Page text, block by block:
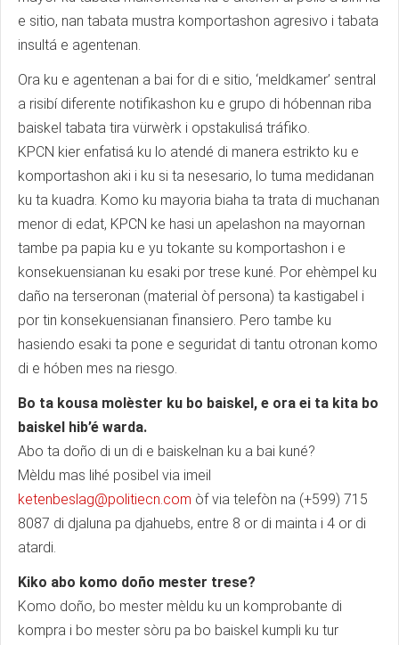
e sitio, nan tabata mustra komportashon agresivo i tabata
insultá e agentenan.
Ora ku e agentenan a bai for di e sitio, ‘meldkamer’ sentral
a risibí diferente notifikashon ku e grupo di hóbennan riba
baiskel tabata tira vürwèrk i opstakulisá tráfiko.
KPCN kier enfatisá ku lo atendé di manera estrikto ku e
komportashon aki i ku si ta nesesario, lo tuma medidanan
ku ta kuadra. Komo ku mayoria biaha ta trata di muchanan
menor di edat, KPCN ke hasi un apelashon na mayornan
tambe pa papia ku e yu tokante su komportashon i e
konsekuensianan ku esaki por trese kuné. Por ehèmpel ku
daño na terseronan (material òf persona) ta kastigabel i
por tin konsekuensianan finansiero. Pero tambe ku
hasiendo esaki ta pone e seguridat di tantu otronan komo
di e hóben mes na riesgo.
Bo ta kousa molèster ku bo baiskel, e ora ei ta kita bo
baiskel hib’é warda.
Abo ta doño di un di e baiskelnan ku a bai kuné?
Mèldu mas lihé posibel via imeil
ketenbeslag@politiecn.com òf via telefòn na (+599) 715
8087 di djaluna pa djahuebs, entre 8 or di mainta i 4 or di
atardi.
Kiko abo komo doño mester trese?
Komo doño, bo mester mèldu ku un komprobante di
kompra i bo mester sòru pa bo baiskel kumpli ku tur